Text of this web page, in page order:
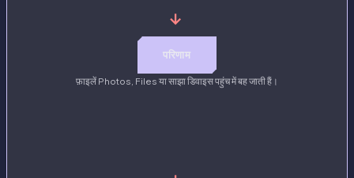
→
परिणाम
फ़ाइलें Photos, Files या साझा डिवाइस पहुंच में बह जाती हैं।